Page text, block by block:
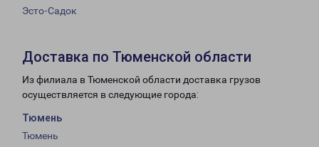
Эсто-Садок
Доставка по Тюменской области
Из филиала в Тюменской области доставка грузов
осуществляется в следующие города:
Тюмень
Тюмень